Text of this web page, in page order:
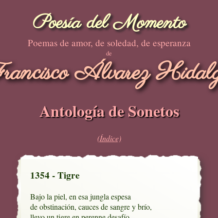
Poesía del Momento
Poemas de amor, de soledad, de esperanza
de
Álvarez
Antología de Sonetos
(Índice)
1354 - Tigre
Bajo la piel, en esa jungla espesa
de obstinación, cauces de sangre y brío,